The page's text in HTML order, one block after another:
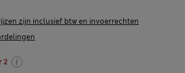
zijn inclusief btw en invoerrechten
2